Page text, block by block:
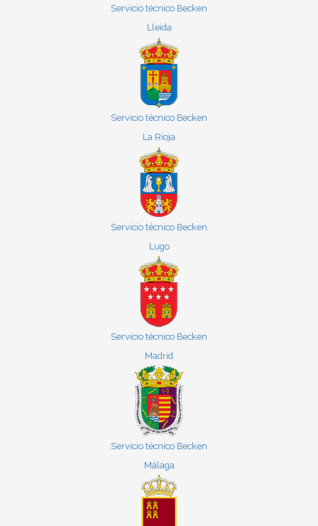
Servicio técnico Becken
Lleida
Servicio técnico Becken
La Rioja
Servicio técnico Becken
Lugo
Servicio técnico Becken
Madrid
Servicio técnico Becken
Málaga